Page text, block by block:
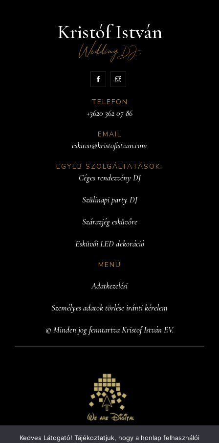
Kristóf István
WeddingDJ.
TELEFON
+3620 362 07 86
EMAIL
eskuvo@kristofistvan.com
EGYÉB SZOLGÁLTATÁSOK:
Céges rendezvény DJ
Szülinapi party DJ
Szárazjég esküvőre
Esküvői LED dekoráció
MENÜ
Adatkezelési
Személyes adatok törlése iránti kérelem
© Minden jog fenntartva Kristof István EV.
Kedves Látogató! Tájékoztatjuk, hogy a honlap felhasználói